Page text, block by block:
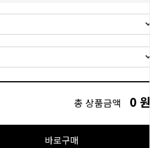
총 상품금액 0 원
바로구매